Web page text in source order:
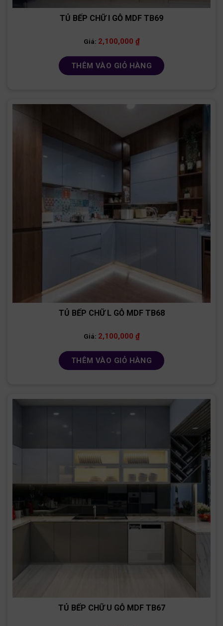
TỦ BẾP CHỮ I GỖ MDF TB69
Giá: 2,100,000 ₫
THÊM VÀO GIỎ HÀNG
TỦ BẾP CHỮ L GỖ MDF TB68
Giá: 2,100,000 ₫
THÊM VÀO GIỎ HÀNG
TỦ BẾP CHỮ U GỖ MDF TB67